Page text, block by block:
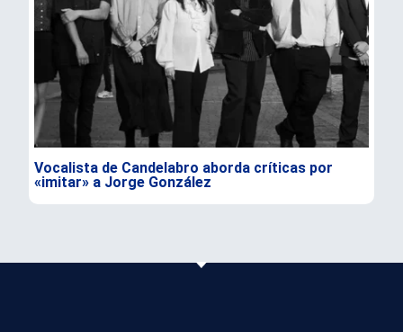
Vocalista de Candelabro aborda críticas por
«imitar» a Jorge González